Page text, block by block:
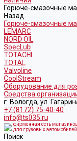
Горюче-смазочные
Назад
Горюче-смазочные
LEMARC
NORD OIL
SpecLub
TOTACHI
TOTAL
Valvoline
CoolStream
Оборудование для
Средства
г. Вологда, ул.
+7 (8172) 75-40-40
info@ts035.ru
фирменная сеть
для грузовых автомобилей
Поиск